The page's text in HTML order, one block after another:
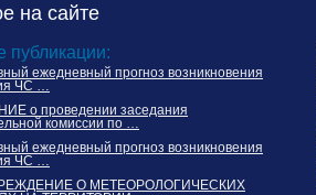
на сайте
публикации:
ежедневный прогноз возникновения
ЧС …
о проведении заседания
комиссии по …
ежедневный прогноз возникновения
ЧС …
О МЕТЕОРОЛОГИЧЕСКИХ